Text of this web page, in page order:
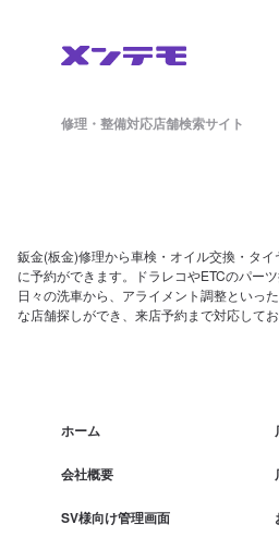
修理・整備対応店舗検索サイト
鈑金(板金)修理から車検・オイル交換・タ
に予約ができます。ドラレコやETCのパー
日々の洗車から、アライメント調整といっ
な店舗探しができ、来店予約まで対応してお
ホーム
会社概要
SV様向け管理画面